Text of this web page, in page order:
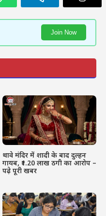
Join Now
थावे मंदिर में शादी के बाद दुल्हन
गायब, ₹1.20 लाख ठगी का आरोप –
पढ़े पूरी खबर